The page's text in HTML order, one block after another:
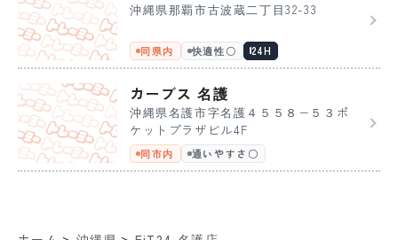
沖縄県那覇市古波蔵二丁目32-33
同県内 快適性〇 24H
カーブス 名護
沖縄県名護市字名護４５５８−５３ポ
ケットプラザビル4F
同市内 通いやすさ〇